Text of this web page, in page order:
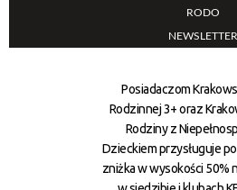
RODO
NEWSLETTER
Posiadaczom
Rodzinnej 3+ oraz
Rodziny z
Dzieckiem przysługuje
zniżka w wysokości 50%